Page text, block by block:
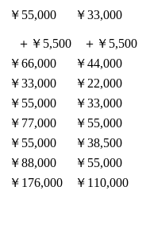
￥55,000 ￥33,000
＋￥5,500
＋￥5,500
￥66,000
￥44,000
￥33,000
￥22,000
￥55,000
￥33,000
￥77,000
￥55,000
￥55,000
￥38,500
￥88,000
￥55,000
￥176,000 ￥110,000